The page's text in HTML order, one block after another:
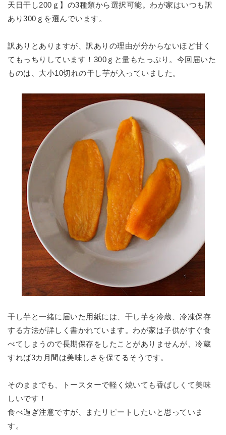
天日干し200ｇ】の3種類から選択可能。わが家はいつも訳
あり300ｇを選んでいます。
訳ありとありますが、訳ありの理由が分からないほど甘く
てもっちりしています！300ｇと量もたっぷり。今回届いた
ものは、大小10切れの干し芋が入っていました。
干し芋と一緒に届いた用紙には、干し芋を冷蔵、冷凍保存
する方法が詳しく書かれています。わが家は子供がすぐ食
べてしまうので長期保存をしたことがありませんが、冷蔵
すれば3カ月間は美味しさを保てるそうです。
そのままでも、トースターで軽く焼いても香ばしくて美味
しいです！
食べ過ぎ注意ですが、またリピートしたいと思っていま
す。